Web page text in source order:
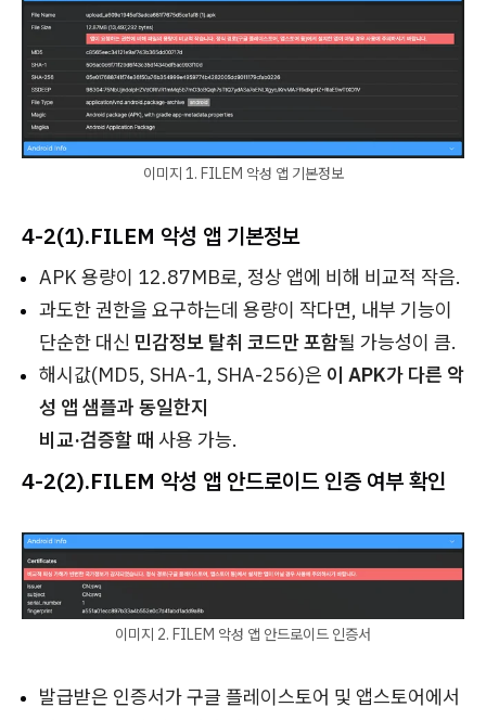
이미지 1. FILEM 악성 앱 기본정보
4-2(1).FILEM 악성 앱 기본정보
APK 용량이 12.87MB로, 정상 앱에 비해 비교적 작음.
과도한 권한을 요구하는데 용량이 작다면, 내부 기능이
단순한 대신 민감정보 탈취 코드만 포함될 가능성이 큼.
해시값(MD5, SHA-1, SHA-256)은 이 APK가 다른 악
성 앱 샘플과 동일한지
비교·검증할 때 사용 가능.
4-2(2).FILEM 악성 앱 안드로이드 인증 여부 확인
이미지 2. FILEM 악성 앱 안드로이드 인증서
발급받은 인증서가 구글 플레이스토어 및 앱스토어에서